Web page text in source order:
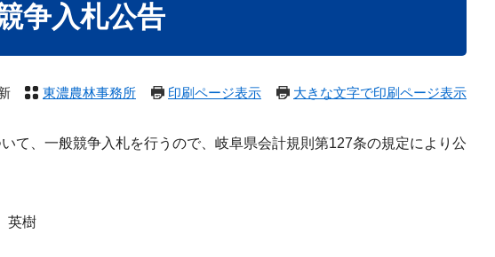
争入札公告
東濃農林事務所 印刷ページ表示 大きな文字で印刷ページ表示
、一般競争入札を行うので、岐阜県会計規則第127条の規定により公
樹